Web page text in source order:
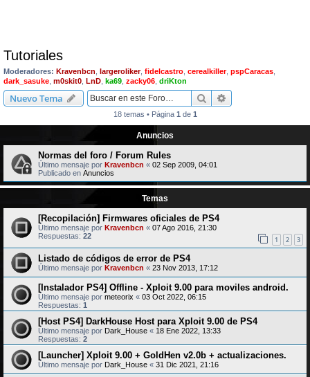
Tutoriales
Moderadores: Kravenbcn largeroliker, fidelcastro cerealkiller, pspCaracas
dark_sasuke m0skit0 LnD ka69 zacky06 driKton
Nuevo Tema Buscar
18 temas • Página 1 de 1
Anuncios
Normas del foro / Forum Rules
Último mensaje por Kravenbcn « 02 Sep 2009, 04:01
Publicado en Anuncios
Temas
[Recopilación] Firmwares oficiales de PS4
Último mensaje por Kravenbcn « 07 Ago 2016, 21:30
Respuestas: 22 1 2 3
Listado de códigos de error de PS4
Último mensaje por Kravenbcn « 23 Nov 2013, 17:12
[Instalador PS4] Offline - Xploit 9.00 para moviles android.
Último mensaje por meteorix « 03 Oct 2022, 06:15
Respuestas: 1
[Host PS4] DarkHouse Host para Xploit 9.00 de PS4
Último mensaje por Dark_House « 18 Ene 2022, 13:33
Respuestas: 2
[Launcher] Xploit 9.00 + GoldHen v2.0b + actualizaciones.
Último mensaje por Dark_House « 31 Dic 2021, 21:16